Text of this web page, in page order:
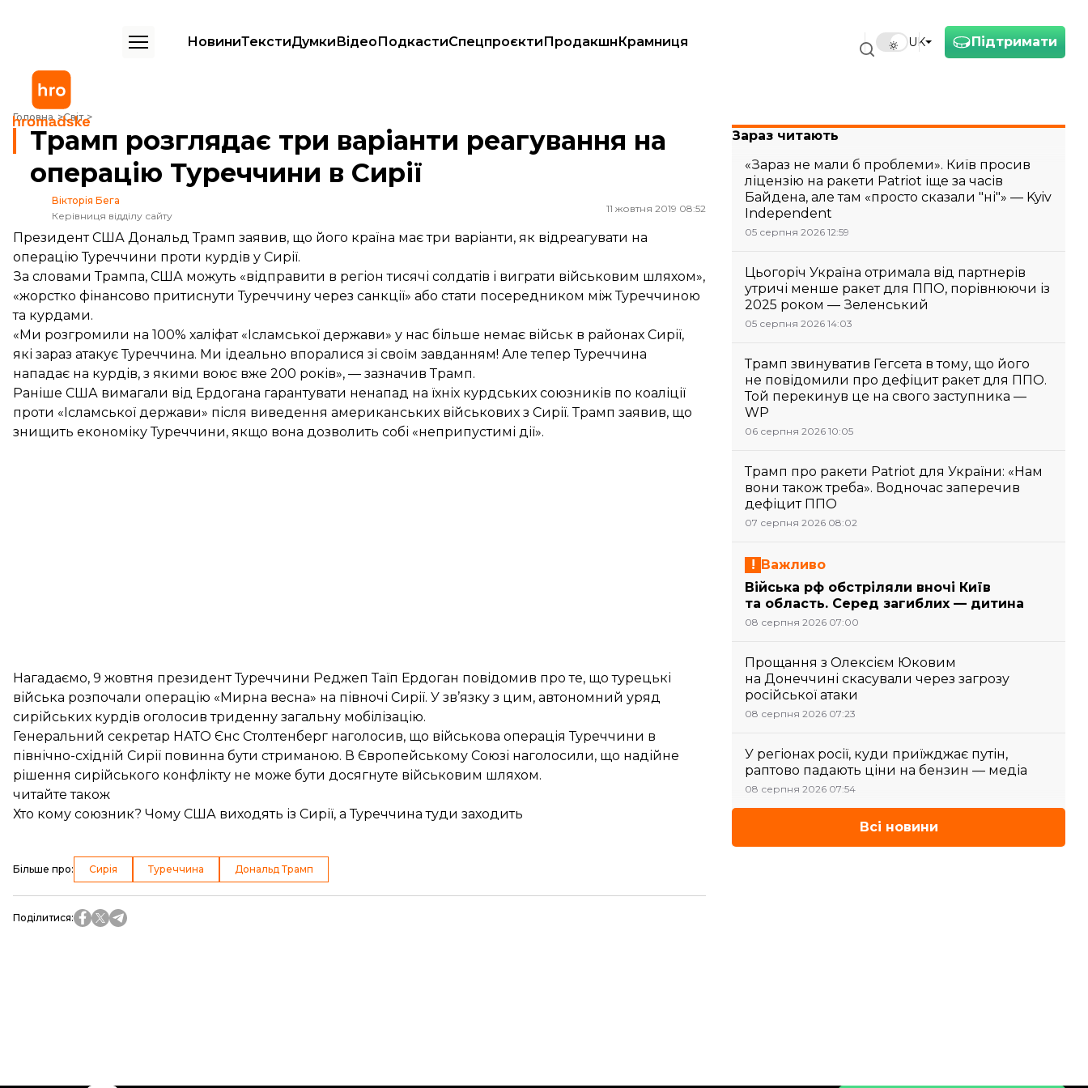
Підтримати
UK
НовиниТекстиДумкиВідеоПодкастиСпецпроєктиПродакшнКрамниця
Головна Світ
Трамп розглядає три варіанти реагування на операцію Туреччини в Сирії
Трамп розглядає три варіанти реагування на
операцію Туреччини в Сирії
Вікторія Бега
Керівниця відділу сайту
11 жовтня 2019 08:52
Президент США Дональд Трамп заявив, що його країна має три варіанти, як відреагувати на
операцію Туреччини проти курдів у Сирії.
За словами Трампа, США можуть «відправити в регіон тисячі солдатів і виграти військовим шляхом»,
«жорстко фінансово притиснути Туреччину через санкції» або стати посередником між Туреччиною
та курдами.
«Ми розгромили на 100% халіфат «Ісламської держави» у нас більше немає військ в районах Сирії,
які зараз атакує Туреччина. Ми ідеально впоралися зі своїм завданням! Але тепер Туреччина
нападає на курдів, з якими воює вже 200 років», — зазначив Трамп.
Раніше США вимагали від Ердогана гарантувати ненапад на їхніх курдських союзників по коаліції
проти «Ісламської держави» після виведення американських військових з Сирії. Трамп заявив, що
знищить економіку Туреччини, якщо вона дозволить собі «неприпустимі дії».
Нагадаємо, 9 жовтня президент Туреччини Реджеп Таїп Ердоган повідомив про те, щотурецькі
війська розпочали операцію «Мирна весна» на півночі Сирії. У зв’язку з цим, автономний уряд
сирійських курдів оголосив триденну загальну мобілізацію.
Генеральний секретар НАТО Єнс Столтенберг наголосив, що військова операція Туреччини в
північно-східній Сирії повинна бути стриманою. В Європейському Союзі наголосили, що надійне
рішення сирійського конфлікту не може бути досягнуте військовим шляхом.
читайте також
Хто кому союзник? Чому США виходять із Сирії, а Туреччина туди заходить
Більше про: Сирія Туреччина Дональд Трамп
Поділитися:
Зараз читають
«Зараз не мали б проблеми». Київ просив
ліцензію на ракети Patriot іще за часів
Байдена, але там «просто сказали "ні"» — Kyiv
Independent
05 серпня 2026 12:59
Цьогоріч Україна отримала від партнерів
утричі менше ракет для ППО, порівнюючи із
2025 роком — Зеленський
05 серпня 2026 14:03
Трамп звинуватив Гегсета в тому, що його
не повідомили про дефіцит ракет для ППО.
Той перекинув це на свого заступника —
WP
06 серпня 2026 10:05
Трамп про ракети Patriot для України: «Нам
вони також треба». Водночас заперечив
дефіцит ППО
07 серпня 2026 08:02
Важливо
Війська рф обстріляли вночі Київ
та область. Серед загиблих — дитина
08 серпня 2026 07:00
Прощання з Олексієм Юковим
на Донеччині скасували через загрозу
російської атаки
08 серпня 2026 07:23
У регіонах росії, куди приїжджає путін,
раптово падають ціни на бензин — медіа
08 серпня 2026 07:54
Всі новини